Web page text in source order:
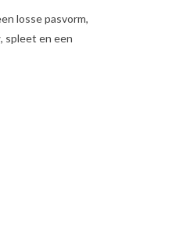
losse pasvorm,
spleet en een